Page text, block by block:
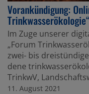
Voran­kün­di­gung:
Trink­was­ser­öko­logie“
Im Zuge unserer
„Forum
zwei- bis
dene
TrinkwV,
11. August 2021